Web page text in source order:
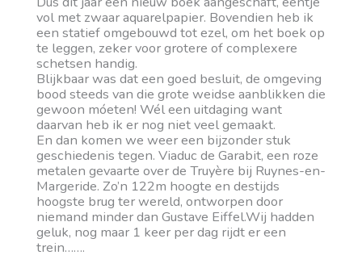
vol met zwaar aquarelpapier. Bovendien heb ik
een statief omgebouwd tot ezel, om het boek op
te leggen, zeker voor grotere of complexere
schetsen handig.
Blijkbaar was dat een goed besluit, de omgeving
bood steeds van die grote weidse aanblikken die
gewoon móeten! Wél een uitdaging want
daarvan heb ik er nog niet veel gemaakt.
En dan komen we weer een bijzonder stuk
geschiedenis tegen. Viaduc de Garabit, een roze
metalen gevaarte over de Truyère bij Ruynes-en-
Margeride. Zo’n 122m hoogte en destijds
hoogste brug ter wereld, ontworpen door
niemand minder dan Gustave Eiffel.Wij hadden
geluk, nog maar 1 keer per dag rijdt er een
trein…….